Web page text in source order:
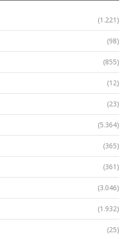
(1.221)
(98)
(855)
(12)
(23)
(5.364)
(365)
(361)
(3.046)
(1.932)
(25)